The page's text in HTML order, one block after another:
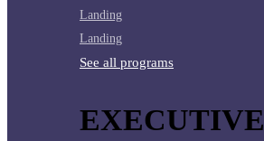
Landing
Landing
See all programs
EXECUTIVE